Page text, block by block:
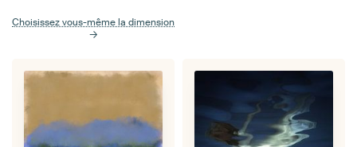
Choisissez vous-même la dimension